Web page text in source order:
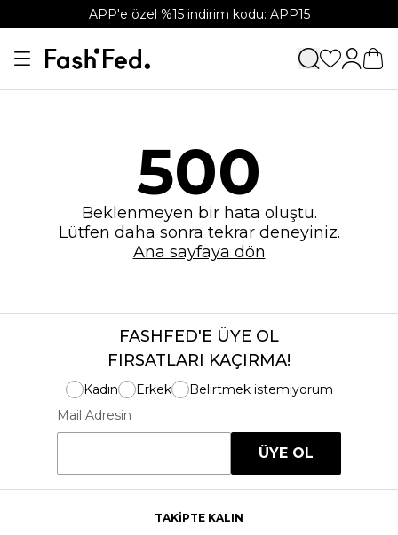
APP'e özel %15 indirim kodu: APP15
500
Beklenmeyen bir hata oluştu.
Lütfen daha sonra tekrar deneyiniz.
Ana sayfaya dön
FASHFED'E ÜYE OL
FIRSATLARI KAÇIRMA!
Kadın Erkek
Belirtmek istemiyorum
Mail Adresin
ÜYE OL
TAKİPTE KALIN